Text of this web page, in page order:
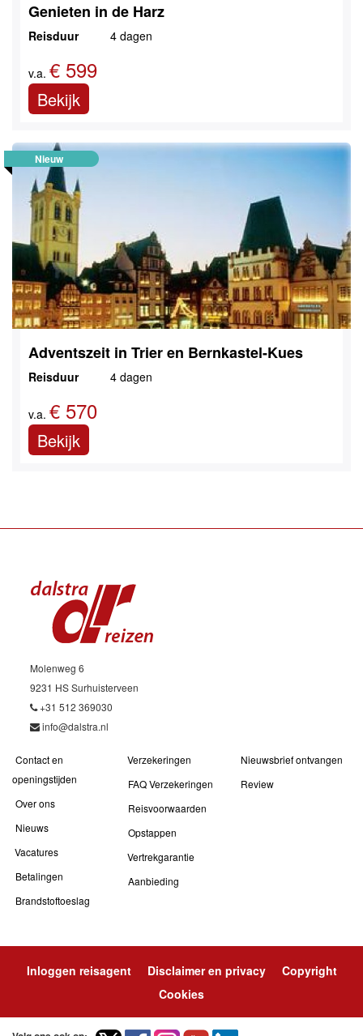
Genieten in de Harz
Reisduur 4 dagen
v.a. € 599
Bekijk
Nieuw
Adventszeit in Trier en Bernkastel-Kues
Reisduur 4 dagen
v.a. € 570
Bekijk
Molenweg 6
9231 HS Surhuisterveen
+31 512 369030
info@dalstra.nl
Contact en
openingstijden
Over ons
Nieuws
Vacatures
Betalingen
Brandstoftoeslag
Verzekeringen
FAQ Verzekeringen
Reisvoorwaarden
Opstappen
Vertrekgarantie
Aanbieding
Nieuwsbrief ontvangen
Review
Inloggen reisagent Disclaimer en privacy
Copyright
Cookies